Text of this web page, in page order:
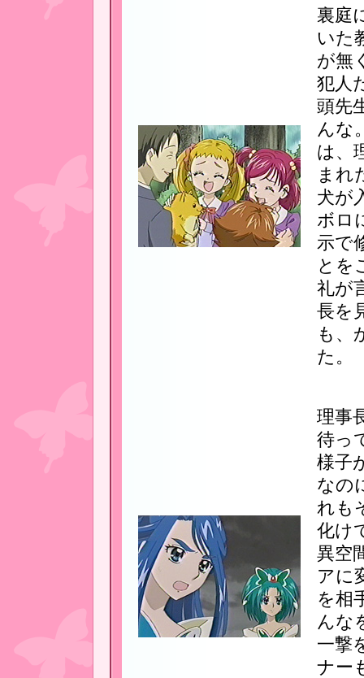
裏庭
いた
が無
犯人
頭先
んな
は、
まれ
犬が
ボロ
示で
とを
礼が
長を
も、
た。
理事
待っ
様子
なの
れも
化け
異空
アに
を相
んな
一撃
ナー